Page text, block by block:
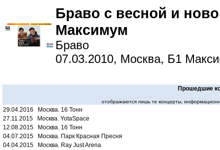
Браво с весной и
Максимум
Браво
07.03.2010, Москва, Б1
Прошедшие
отображаются лишь те концерты,
29.04.2016 Москва. 16 Тонн
27.11.2015 Москва. YotaSpace
12.08.2015 Москва. 16 Тонн
04.07.2015 Москва. Парк Красная Пресня
04.04.2015 Москва. Ray Just Arena